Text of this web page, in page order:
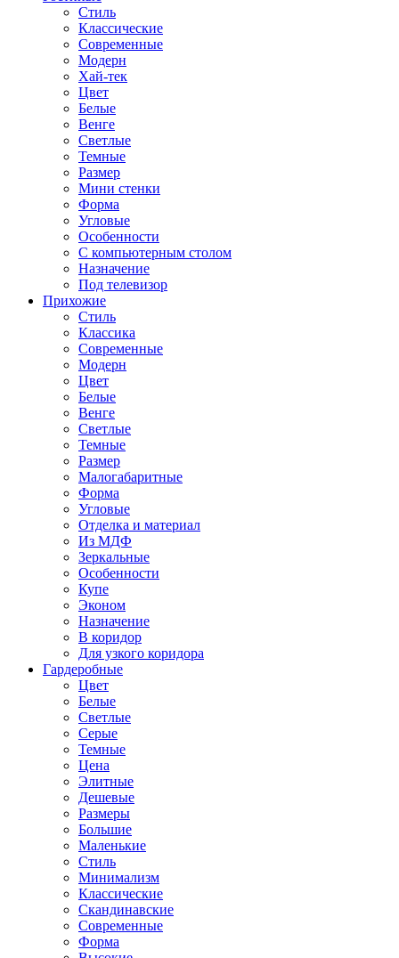
Стиль
Классические
Современные
Модерн
Хай-тек
Цвет
Белые
Венге
Светлые
Темные
Размер
Мини стенки
Форма
Угловые
Особенности
С компьютерным столом
Назначение
Под телевизор
Прихожие
Стиль
Классика
Современные
Модерн
Цвет
Белые
Венге
Светлые
Темные
Размер
Малогабаритные
Форма
Угловые
Отделка и материал
Из МДФ
Зеркальные
Особенности
Купе
Эконом
Назначение
В коридор
Для узкого коридора
Гардеробные
Цвет
Белые
Светлые
Серые
Темные
Цена
Элитные
Дешевые
Размеры
Большие
Маленькие
Стиль
Минимализм
Классические
Скандинавские
Современные
Форма